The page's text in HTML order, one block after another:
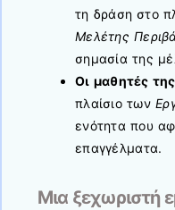
τη δράση στο
Μελέτης
σημασία της
Οι μαθητές
πλαίσιο των
ενότητα που
επαγγέλματα.
Μια ξεχωριστή